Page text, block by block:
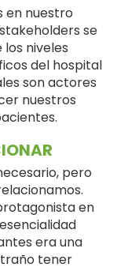
en nuestro
se
niveles
del hospital
son actores
nuestros
pero
en
era una
tener